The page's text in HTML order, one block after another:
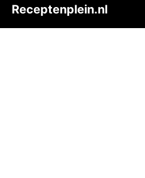
Receptenplein.nl